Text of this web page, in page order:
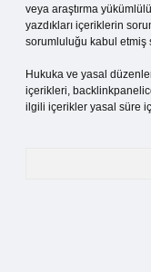
veya araştırma
yazdıkları içeriklerin
sorumluluğu kabul etmiş
Hukuka ve yasal
içerikleri,
ilgili içerikler yasal süre